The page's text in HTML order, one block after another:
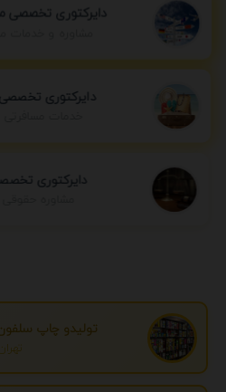
دایرکتوری تخصصی
مشاوره و خدمات
دایرکتوری
دایرکتوری
تولیدو چاپ